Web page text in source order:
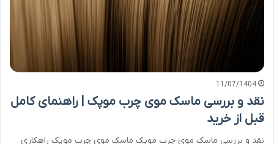
11/07/1404
نقد و بررسی ماسک موی چرب موپک | راهنمای کامل
قبل از خرید
نقد و بررسی ماسک موی چرب موپک ماسک موی چرب موپک راهکاری